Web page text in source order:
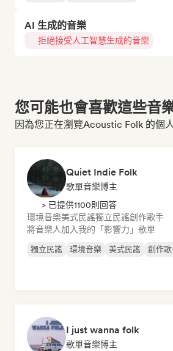
AI 生成的音樂
拒絕接受人工智慧生成的音樂
您可能也會喜歡這些音
因為您正在瀏覽Acoustic Folk 的個
Quiet Indie Folk
歌單音樂博主
> 已提供1100則回答
環境音樂美式民謠獨立民謠創作歌手
將音樂人加入我的「影響力」歌單
獨立民謠 環境音樂 美式民謠 創作
I just wanna folk
歌單音樂博主